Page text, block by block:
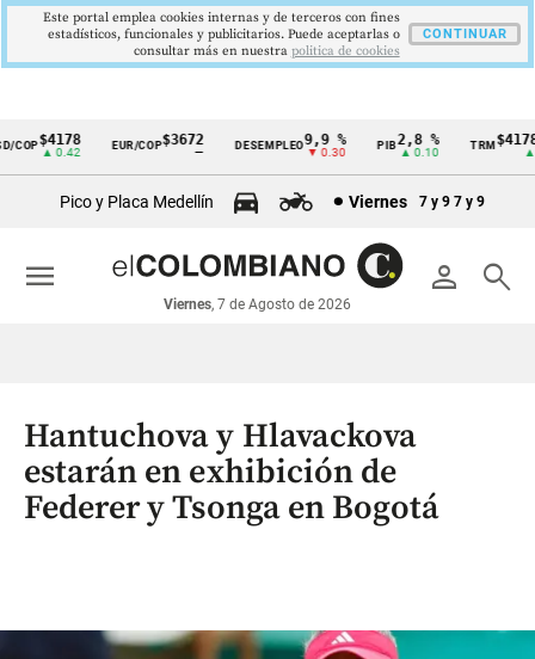
Cintillo
económicos
Colombia
$4178
▲ 0.42
EUR/COP$3672 DESEMPLEO 9,9 %
▼ 0.30
PIB2,8 %
▲ 0.10
TRM
▲
Pico y Placa Medellín Viernes 7 y 9 7 y 9
person search
Viernes, 7 de Agosto de 2026
menu
Hantuchova y Hlavackova
estarán en exhibición de
Federer y Tsonga en Bogotá
Este portal emplea cookies internas y de terceros con fines
estadísticos, funcionales y publicitarios. Puede aceptarlas o
consultar más en nuestra politica de cookies
CONTINUAR